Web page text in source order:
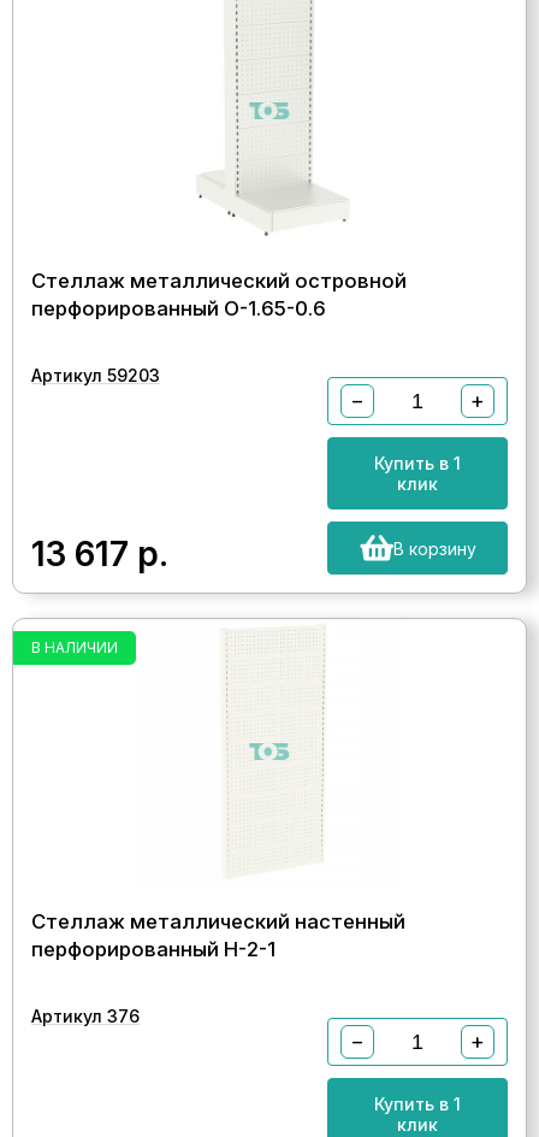
Стеллаж металлический островной
перфорированный О-1.65-0.6
Артикул 59203
13 617 р.
− +
Купить в 1
клик
В корзину
В НАЛИЧИИ
Стеллаж металлический настенный
перфорированный Н-2-1
Артикул 376
− +
Купить в 1
клик